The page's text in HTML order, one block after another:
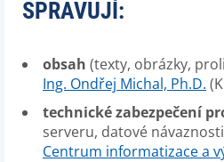
SPRAVUJÍ:
obsah (texty, obrázky,
Ing. Ondřej Michal, Ph.D.
technické zabezpečení
serveru, datové
Centrum informatizace a